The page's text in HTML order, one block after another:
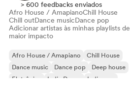
> 600 feedbacks enviados
Afro House / AmapianoChill House
Chill outDance musicDance pop
Adicionar artistas às minhas playlists de
maior impacto
Afro House / Amapiano
Chill House
Dance music
Dance pop
Deep house
Eletrônica
Indie Dance Indie pop